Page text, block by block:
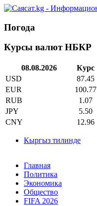
Погода
Курсы валют НБКР
08.08.2026
Курс
USD
87.45
EUR
100.77
RUB
1.07
JPY
5.50
CNY
12.96
Кыргыз тилинде
Главная
Политика
Экономика
Общество
FIFA 2026